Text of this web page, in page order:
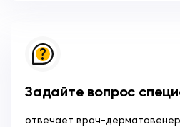
Задайте вопрос
отвечает врач-